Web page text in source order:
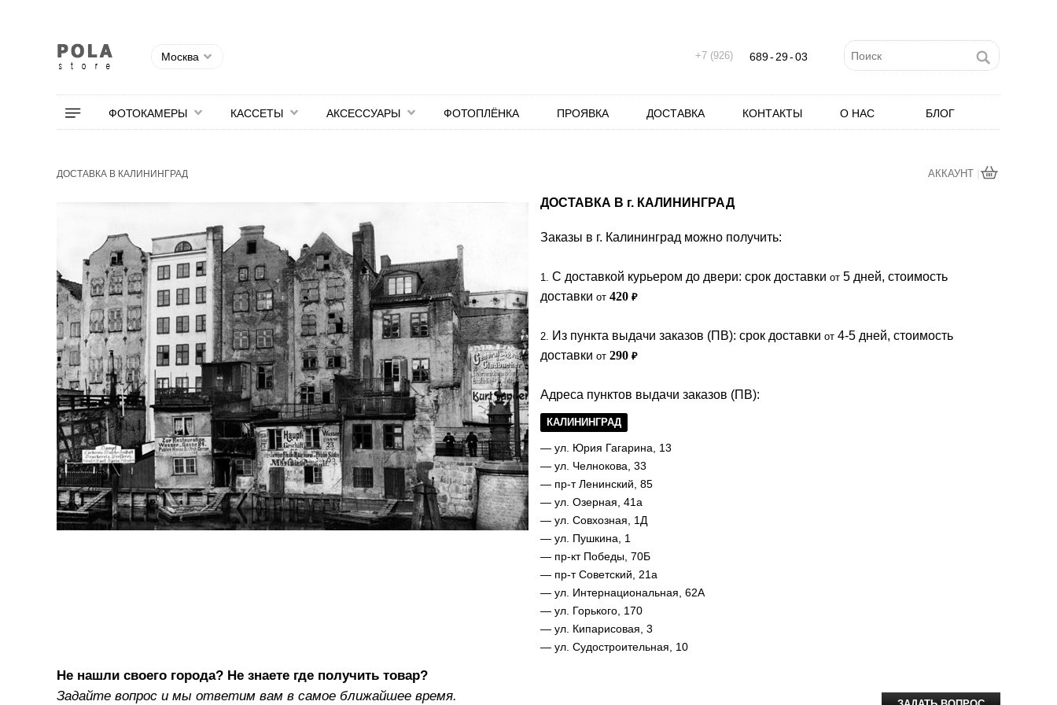
АККАУНТ |
Москва
ФОТОКАМЕРЫ КАССЕТЫ АКСЕССУАРЫ ФОТОПЛЁНКА ПРОЯВКА ДОСТАВКА КОНТАКТЫ О НАС БЛОГ
+7 (926) 689- 29-03
ДОСТАВКА В КАЛИНИНГРАД
ДОСТАВКА В г. КАЛИНИНГРАД
Заказы в г. Калининград можно получить:
1. C доставкой курьером до двери: cрок доставки от 5 дней, стоимость
доставки от 420 ₽
2. Из пункта выдачи заказов (ПВ): срок доставки от 4-5 дней, стоимость
доставки от 290 ₽
Адреса пунктов выдачи заказов (ПВ):
КАЛИНИНГРАД
— ул. Юрия Гагарина, 13
— ул. Челнокова, 33
— пр-т Ленинский, 85
— ул. Озерная, 41а
— ул. Совхозная, 1Д
— ул. Пушкина, 1
— пр-кт Победы, 70Б
— пр-т Советский, 21а
— ул. Интернациональная, 62А
— ул. Горького, 170
— ул. Кипарисовая, 3
— ул. Судостроительная, 10
Не нашли своего города? Не знаете где получить товар?
Задайте вопрос и мы ответим вам в самое ближайшее время.